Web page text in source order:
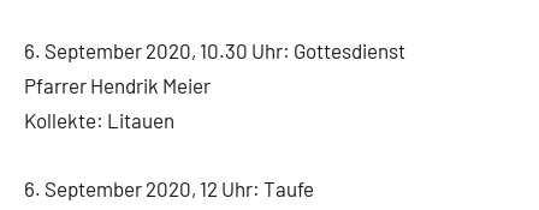
6. September 2020, 10.30 Uhr: Gottesdienst
Pfarrer Hendrik Meier
Kollekte: Litauen
6. September 2020, 12 Uhr: Taufe